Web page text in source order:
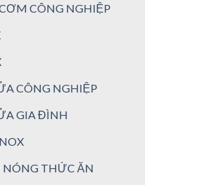
CÔNG NGHIỆP
CÔNG NGHIỆP
GIA ĐÌNH
THỨC ĂN